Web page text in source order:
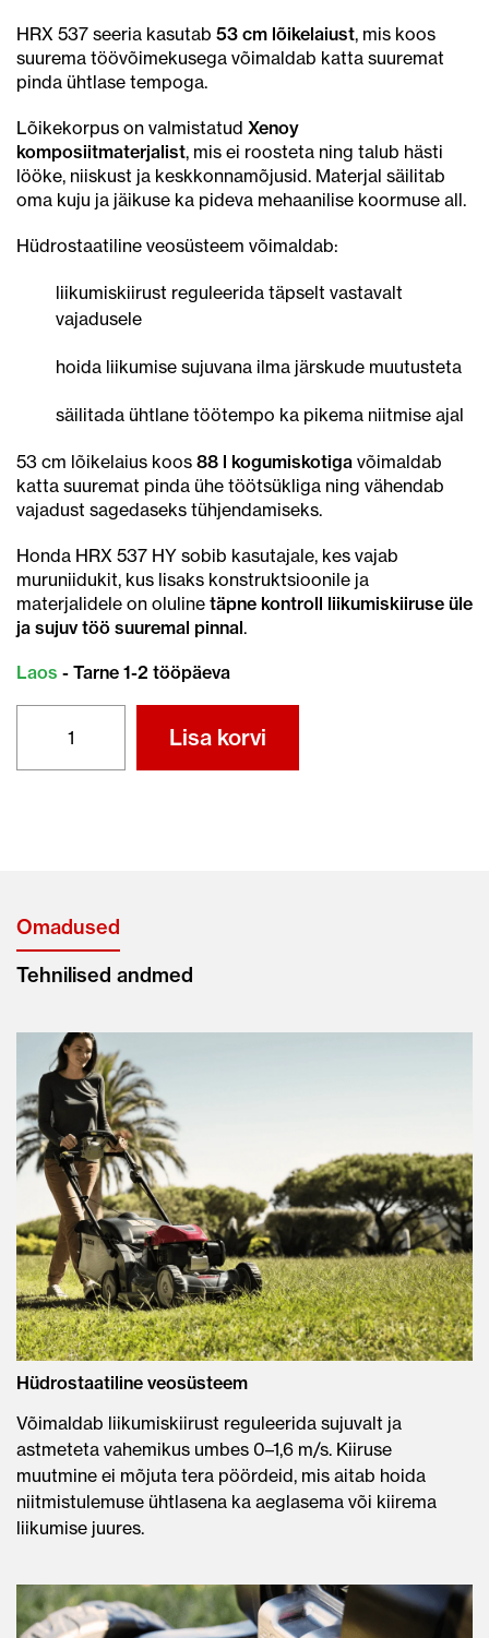
HRX 537 seeria kasutab 53 cm lõikelaiust, mis koos
suurema töövõimekusega võimaldab katta suuremat
pinda ühtlase tempoga.
Lõikekorpus on valmistatud Xenoy
komposiitmaterjalist, mis ei roosteta ning talub hästi
lööke, niiskust ja keskkonnamõjusid. Materjal säilitab
oma kuju ja jäikuse ka pideva mehaanilise koormuse all.
Hüdrostaatiline veosüsteem võimaldab:
liikumiskiirust reguleerida täpselt vastavalt
vajadusele
hoida liikumise sujuvana ilma järskude muutusteta
säilitada ühtlane töötempo ka pikema niitmise ajal
53 cm lõikelaius koos 88 l kogumiskotiga võimaldab
katta suuremat pinda ühe töötsükliga ning vähendab
vajadust sagedaseks tühjendamiseks.
Honda HRX 537 HY sobib kasutajale, kes vajab
muruniidukit, kus lisaks konstruktsioonile ja
materjalidele on oluline täpne kontroll liikumiskiiruse üle
ja sujuv töö suuremal pinnal.
Laos - Tarne 1-2 tööpäeva
HRX537
Lisa korvi
Omadused
Tehnilised andmed
Hüdrostaatiline veosüsteem
Võimaldab liikumiskiirust reguleerida sujuvalt ja
astmeteta vahemikus umbes 0–1,6 m/s. Kiiruse
muutmine ei mõjuta tera pöördeid, mis aitab hoida
niitmistulemuse ühtlasena ka aeglasema või kiirema
liikumise juures.